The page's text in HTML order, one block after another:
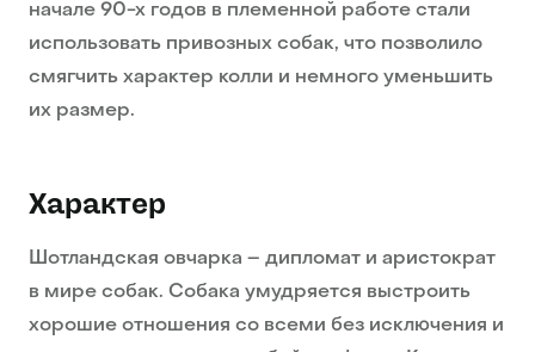
начале 90-х годов в племенной работе стали
использовать привозных собак, что позволило
смягчить характер колли и немного уменьшить
их размер.
Характер
Шотландская овчарка – дипломат и аристократ
в мире собак. Собака умудряется выстроить
хорошие отношения со всеми без исключения и